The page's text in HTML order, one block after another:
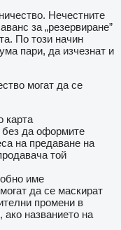
Нечестните
за „резервиране”
По този начин
пари, да изчезнат и
могат да се
карта
без да оформите
на предаване на
той
име
да се маскират
промени в
названието на